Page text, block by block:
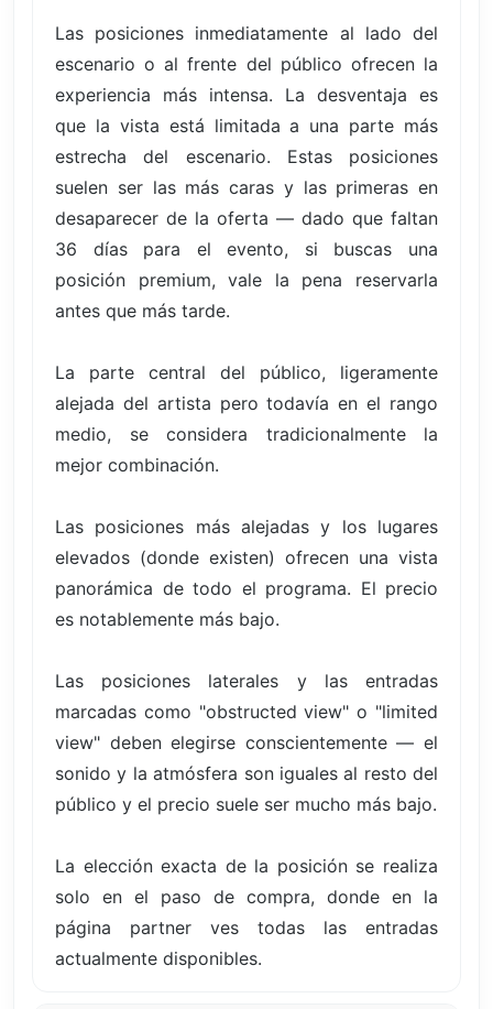
Las posiciones inmediatamente al lado del
escenario o al frente del público ofrecen la
experiencia más intensa. La desventaja es
que la vista está limitada a una parte más
estrecha del escenario. Estas posiciones
suelen ser las más caras y las primeras en
desaparecer de la oferta — dado que faltan
36 días para el evento, si buscas una
posición premium, vale la pena reservarla
antes que más tarde.
La parte central del público, ligeramente
alejada del artista pero todavía en el rango
medio, se considera tradicionalmente la
mejor combinación.
Las posiciones más alejadas y los lugares
elevados (donde existen) ofrecen una vista
panorámica de todo el programa. El precio
es notablemente más bajo.
Las posiciones laterales y las entradas
marcadas como "obstructed view" o "limited
view" deben elegirse conscientemente — el
sonido y la atmósfera son iguales al resto del
público y el precio suele ser mucho más bajo.
La elección exacta de la posición se realiza
solo en el paso de compra, donde en la
página partner ves todas las entradas
actualmente disponibles.